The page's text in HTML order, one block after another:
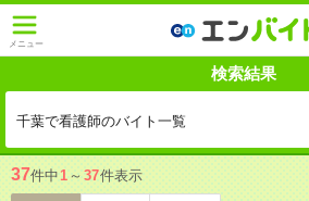
メニュー
検索結果
千葉で看護師のバイト一覧
37件中1 ～ 37件表示